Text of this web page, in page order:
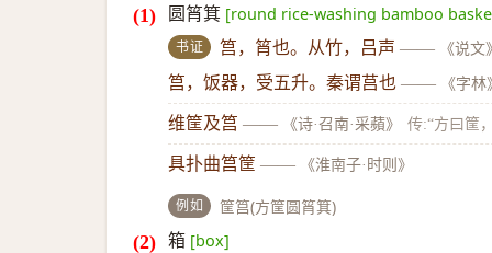
圆筲箕 [round rice-washing bamboo
书证 筥，筲也。从竹，吕声 —— 《说文
筥，饭器，受五升。秦谓莒也 —— 《字林
维筐及筥 —— 《诗·召南·采蘋》 传:“方曰筐
具扑曲筥筐 —— 《淮南子·时则》
例如 筐筥(方筐圆筲箕)
箱 [box]